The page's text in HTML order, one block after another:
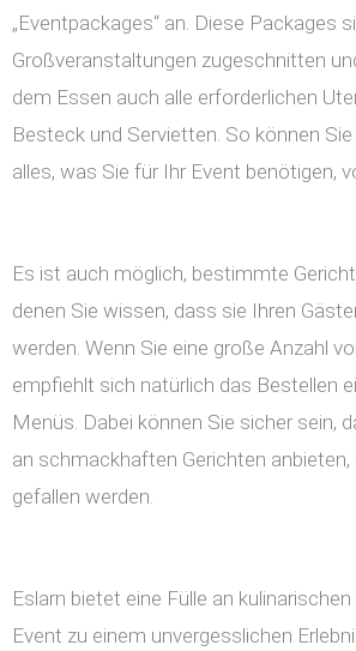
„Eventpackages“ an. Diese Packages
Großveranstaltungen zugeschnitten
dem Essen auch alle erforderlichen
Besteck und Servietten. So können
alles, was Sie für Ihr Event benötigen,
Es ist auch möglich, bestimmte
denen Sie wissen, dass sie Ihren
werden. Wenn Sie eine große Anzahl
empfiehlt sich natürlich das Bestellen
Menüs. Dabei können Sie sicher sein,
an schmackhaften Gerichten anbieten,
gefallen werden.
Eslarn bietet eine Fülle an
Event zu einem unvergesslichen